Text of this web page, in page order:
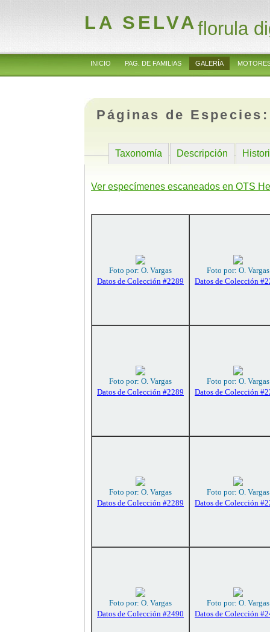
LA SELVAflorula
INICIO PAG. DE FAMILIAS GALERÍA
Páginas de
Taxonomía Descripción
Ver especímenes escaneados en OTS
Foto por: O. Vargas
Datos de Colección #2289
Foto por: O. Vargas
Datos de Colección
Foto por: O. Vargas
Datos de Colección #2289
Foto por: O. Vargas
Datos de Colección
Foto por: O. Vargas
Datos de Colección #2289
Foto por: O. Vargas
Datos de Colección
Foto por: O. Vargas
Datos de Colección #2490
Foto por: O. Vargas
Datos de Colección